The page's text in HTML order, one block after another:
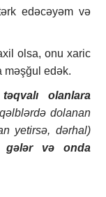
edəcəyəm və
olsa, onu xaric
məşğul edək.
olanlara
dolanan
yetirsə, dərhal)
gələr və onda